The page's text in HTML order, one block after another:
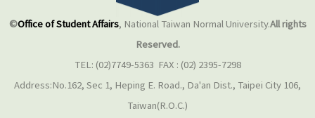
©Office of Student Affairs, National Taiwan Normal University.All rights
Reserved.
TEL: (02)7749-5363 FAX : (02) 2395-7298
Address:No.162, Sec 1, Heping E. Road., Da'an Dist., Taipei City 106,
Taiwan(R.O.C.)